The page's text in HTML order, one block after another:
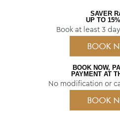
SAVER
UP TO
Book at least 3
BOOK NOW,
PAYMENT AT
No modification or